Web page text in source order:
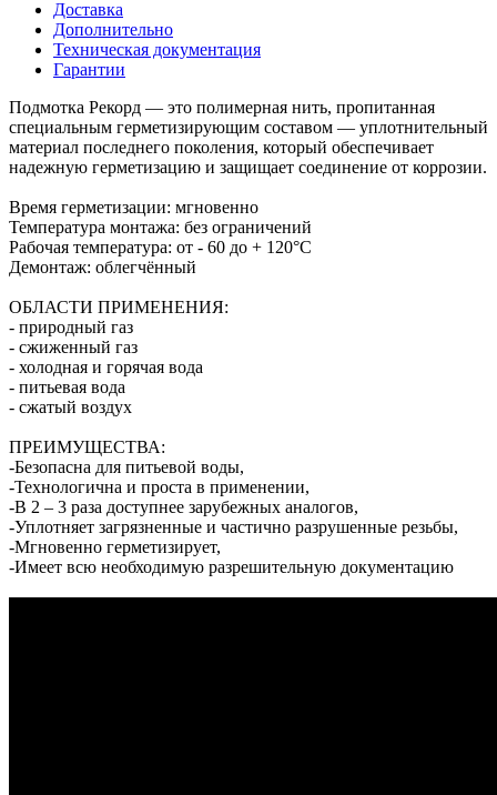
Доставка
Дополнительно
Техническая документация
Гарантии
Подмотка Рекорд — это полимерная нить, пропитанная
специальным герметизирующим составом — уплотнительный
материал последнего поколения, который обеспечивает
надежную герметизацию и защищает соединение от коррозии.
Время герметизации: мгновенно
Температура монтажа: без ограничений
Рабочая температура: от - 60 до + 120°C
Демонтаж: облегчённый
ОБЛАСТИ ПРИМЕНЕНИЯ:
- природный газ
- сжиженный газ
- холодная и горячая вода
- питьевая вода
- сжатый воздух
ПРЕИМУЩЕСТВА:
-Безопасна для питьевой воды,
-Технологична и проста в применении,
-В 2 – 3 раза доступнее зарубежных аналогов,
-Уплотняет загрязненные и частично разрушенные резьбы,
-Мгновенно герметизирует,
-Имеет всю необходимую разрешительную документацию